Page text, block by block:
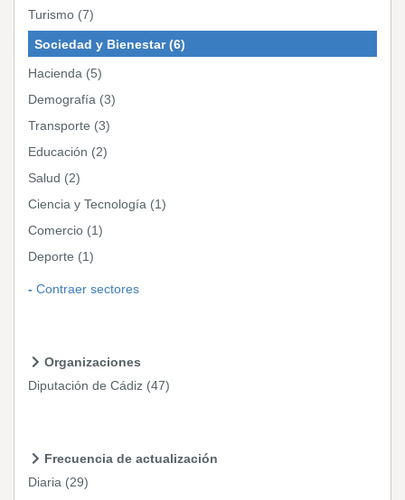
Turismo (7)
Sociedad y Bienestar(6)
Hacienda (5)
Demografía (3)
Transporte (3)
Educación (2)
Salud (2)
Ciencia y Tecnología (1)
Comercio (1)
Deporte (1)
Contraer sectores
Organizaciones
Diputación de Cádiz (47)
Frecuencia de actualización
Diaria (29)